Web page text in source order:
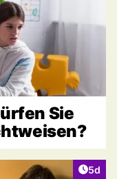
Sie
5d